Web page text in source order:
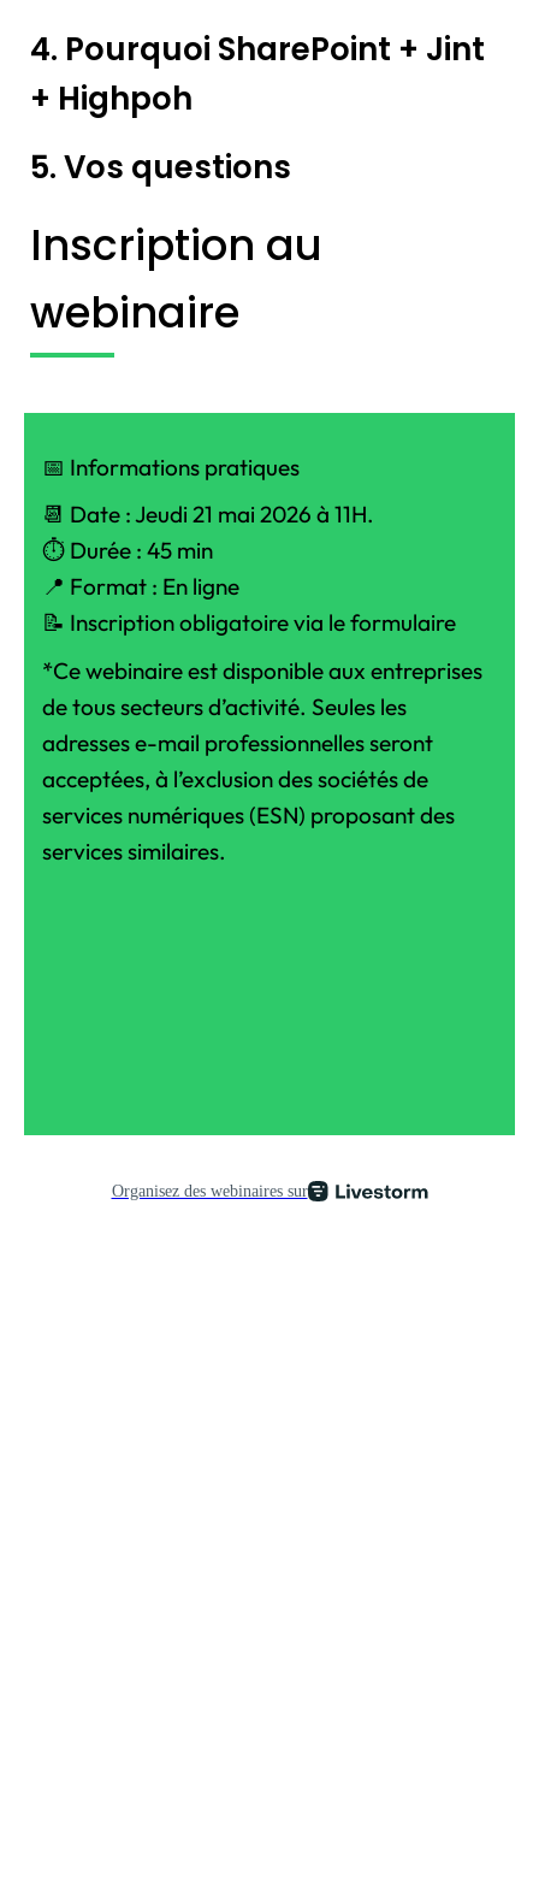
4. Pourquoi SharePoint + Jint
+ Highpoh
5. Vos questions
Inscription au
webinaire
📅 Informations pratiques
📆 Date : Jeudi 21 mai 2026 à 11H.
⏱️ Durée : 45 min
📍 Format : En ligne
📝 Inscription obligatoire via le formulaire
*Ce webinaire est disponible aux entreprises
de tous secteurs d’activité. Seules les
adresses e-mail professionnelles seront
acceptées, à l’exclusion des sociétés de
services numériques (ESN) proposant des
services similaires.